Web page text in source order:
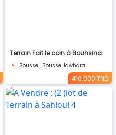
Terrain Fait le coin à Bouhsina Cité Olympique
Sousse , Sousse Jawhara
410.000 TND